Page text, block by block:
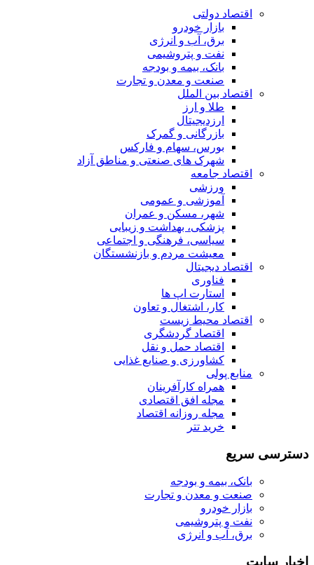
اقتصاد دولتی
بازار خودرو
برق، آب و انرژی
نفت و پتروشیمی
بانک، بیمه و بودجه
صنعت و معدن و تجارت
اقتصاد بین الملل
طلا و ارز
ارزدیجیتال
بازرگانی و گمرک
بورس، سهام و فارکس
شهرک های صنعتی و مناطق آزاد
اقتصاد جامعه
ورزشی
آموزشی و عمومی
شهر، مسکن و عمران
پزشکی، بهداشت و زیبایی
سیاسی، فرهنگی و اجتماعی
معیشت مردم و بازنشستگان
اقتصاد دیجیتال
فناوری
استارت اپ ها
کار، اشتغال و تعاون
اقتصاد محیط زیست
اقتصاد گردشگری
اقتصاد حمل و نقل
کشاورزی و صنایع غذایی
منابع پولی
همراه کارآفرینان
مجله افق اقتصادی
مجله روزانه اقتصاد
خرید تتر
دسترسی سریع
بانک، بیمه و بودجه
صنعت و معدن و تجارت
بازار خودرو
نفت و پتروشیمی
برق، آب و انرژی
اخبار سایت